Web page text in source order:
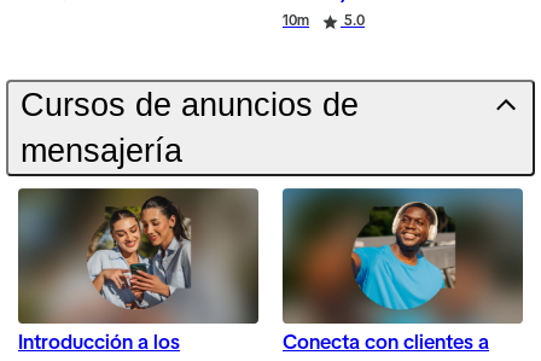
10m 5.0
Cursos de anuncios de
mensajería
Introducción a los
Conecta con clientes a